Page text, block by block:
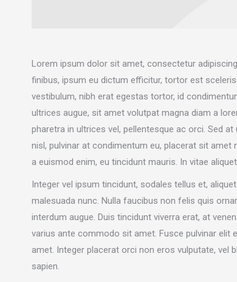
Lorem ipsum dolor sit amet, consectetur
finibus, ipsum eu dictum efficitur, tortor est
vestibulum, nibh erat egestas tortor, id
ultrices augue, sit amet volutpat magna diam a
pharetra in ultrices vel, pellentesque ac orci. Sed
nisl, pulvinar at condimentum eu, placerat sit amet
a euismod enim, eu tincidunt mauris. In vitae
Integer vel ipsum tincidunt, sodales tellus et,
malesuada nunc. Nulla faucibus non felis quis
interdum augue. Duis tincidunt viverra erat, at
varius ante commodo sit amet. Fusce pulvinar elit
amet. Integer placerat orci non eros vulputate, vel
sapien.